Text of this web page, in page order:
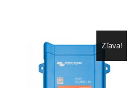
Zľava!